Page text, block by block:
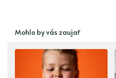
Mohlo by vás zaujať